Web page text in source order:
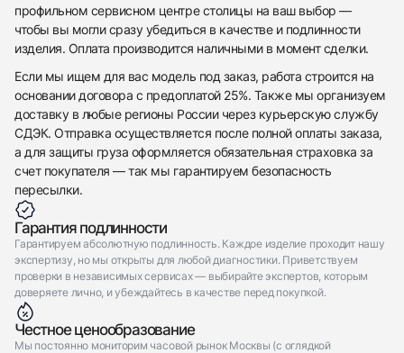
профильном сервисном центре столицы на ваш выбор —
чтобы вы могли сразу убедиться в качестве и подлинности
изделия. Оплата производится наличными в момент сделки.
Если мы ищем для вас модель под заказ, работа строится на
основании договора с предоплатой 25%. Также мы организуем
доставку в любые регионы России через курьерскую службу
СДЭК. Отправка осуществляется после полной оплаты заказа,
а для защиты груза оформляется обязательная страховка за
счет покупателя — так мы гарантируем безопасность
пересылки.
Гарантия подлинности
Гарантируем абсолютную подлинность. Каждое изделие проходит нашу
экспертизу, но мы открыты для любой диагностики. Приветствуем
проверки в независимых сервисах — выбирайте экспертов, которым
доверяете лично, и убеждайтесь в качестве перед покупкой.
Честное ценообразование
Мы постоянно мониторим часовой рынок Москвы (с оглядкой